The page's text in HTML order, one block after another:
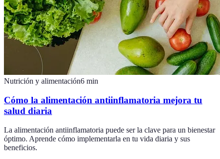
Nutrición y alimentación6 min
Cómo la alimentación antiinflamatoria mejora tu
salud diaria
La alimentación antiinflamatoria puede ser la clave para un bienestar
óptimo. Aprende cómo implementarla en tu vida diaria y sus
beneficios.